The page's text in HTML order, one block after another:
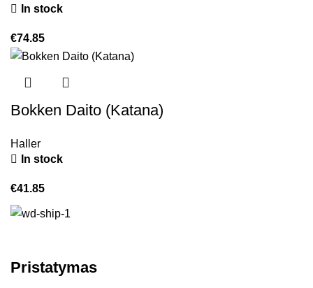
In stock
€74.85
Bokken Daito (Katana)
Haller
In stock
€41.85
Pristatymas